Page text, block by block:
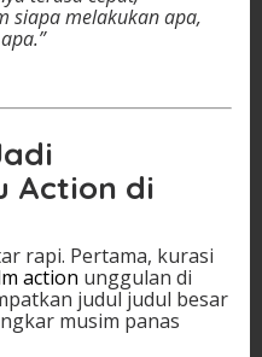
siapa melakukan apa,
Action di
rapi. Pertama, kurasi
action unggulan di
judul judul besar
musim panas